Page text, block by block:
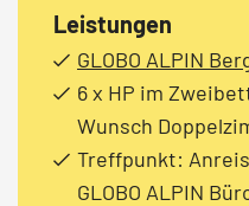
Leistungen
GLOBO ALPIN
6 x HP im
Wunsch
Treffpunkt:
GLOBO ALPIN